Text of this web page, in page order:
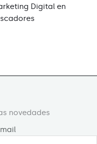
Digital en
novedades